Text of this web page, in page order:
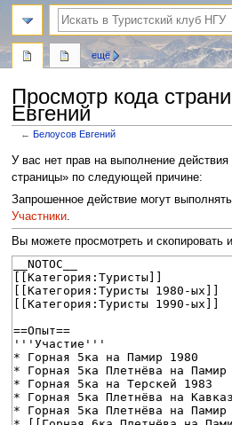
Просмотр кода
Евгений
←Белоусов Евгений
Перейти
к
навигации
Перейти
к
поиску
У вас нет прав на выполнение действия
страницы» по следующей причине:
Запрошенное действие могут
Участники.
Вы можете просмотреть и скопировать
ещё
поиск